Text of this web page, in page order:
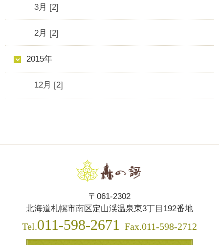
3月 [2]
2月 [2]
2015年
12月 [2]
〒061-2302
北海道札幌市南区定山渓温泉東3丁目192番地
Tel.011-598-2671 Fax.011-598-2712